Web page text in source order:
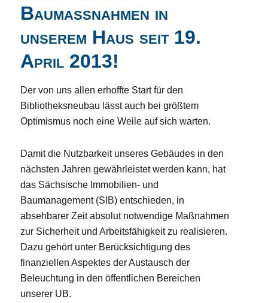
Baumaßnahmen in
unserem Haus seit 19.
April 2013!
Der von uns allen erhoffte Start für den
Bibliotheksneubau lässt auch bei größtem
Optimismus noch eine Weile auf sich warten.
Damit die Nutzbarkeit unseres Gebäudes in den
nächsten Jahren gewährleistet werden kann, hat
das Sächsische Immobilien- und
Baumanagement (SIB) entschieden, in
absehbarer Zeit absolut notwendige Maßnahmen
zur Sicherheit und Arbeitsfähigkeit zu realisieren.
Dazu gehört unter Berücksichtigung des
finanziellen Aspektes der Austausch der
Beleuchtung in den öffentlichen Bereichen
unserer UB.